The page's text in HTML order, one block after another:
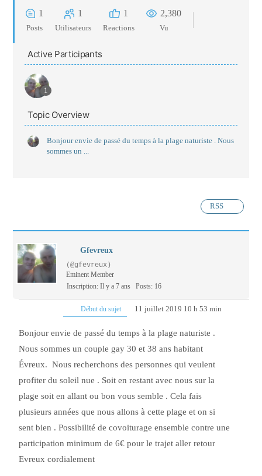
1
Posts
1
Utilisateurs
1
Reactions
2,380
Vu
Active Participants
1
Topic Overview
Bonjour envie de passé du temps à la plage naturiste . Nous
sommes un ...
RSS
Gfevreux
(@gfevreux)
Eminent Member
Inscription: Il y a 7 ans Posts: 16
Début du sujet 11 juillet 2019 10 h 53 min
Bonjour envie de passé du temps à la plage naturiste .
Nous sommes un couple gay 30 et 38 ans habitant
Évreux. Nous recherchons des personnes qui veulent
profiter du soleil nue . Soit en restant avec nous sur la
plage soit en allant ou bon vous semble . Cela fais
plusieurs années que nous allons à cette plage et on si
sent bien . Possibilité de covoiturage ensemble contre une
participation minimum de 6€ pour le trajet aller retour
Evreux cordialement